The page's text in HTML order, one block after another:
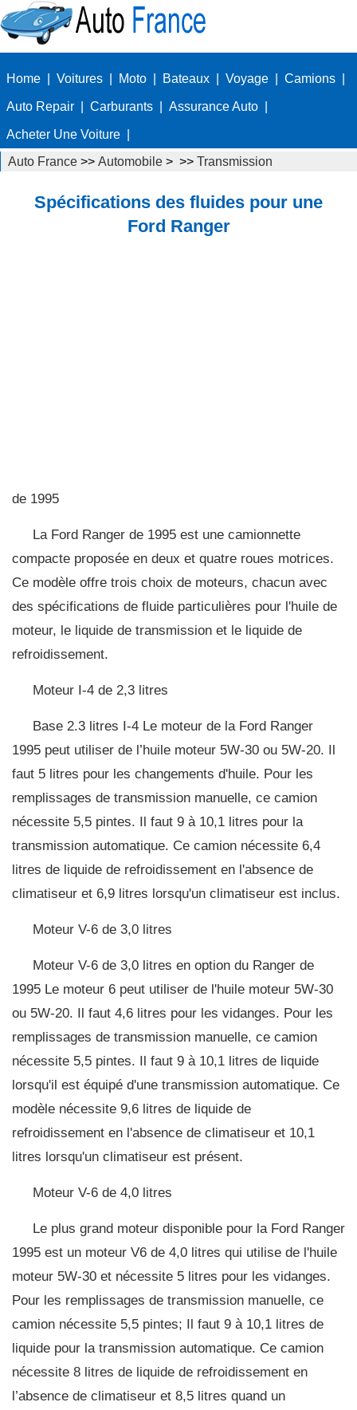
Home Voitures Moto Bateaux Voyage Camions
Auto Repair Carburants Assurance Auto
Acheter Une Voiture
Auto France >> Automobile > >> Transmission
Spécifications des fluides pour une
Ford Ranger
de 1995
La Ford Ranger de 1995 est une camionnette
compacte proposée en deux et quatre roues motrices.
Ce modèle offre trois choix de moteurs, chacun avec
des spécifications de fluide particulières pour l'huile de
moteur, le liquide de transmission et le liquide de
refroidissement.
Moteur I-4 de 2,3 litres
Base 2.3 litres I-4 Le moteur de la Ford Ranger
1995 peut utiliser de l’huile moteur 5W-30 ou 5W-20. Il
faut 5 litres pour les changements d'huile. Pour les
remplissages de transmission manuelle, ce camion
nécessite 5,5 pintes. Il faut 9 à 10,1 litres pour la
transmission automatique. Ce camion nécessite 6,4
litres de liquide de refroidissement en l'absence de
climatiseur et 6,9 litres lorsqu'un climatiseur est inclus.
Moteur V-6 de 3,0 litres
Moteur V-6 de 3,0 litres en option du Ranger de
1995 Le moteur 6 peut utiliser de l'huile moteur 5W-30
ou 5W-20. Il faut 4,6 litres pour les vidanges. Pour les
remplissages de transmission manuelle, ce camion
nécessite 5,5 pintes. Il faut 9 à 10,1 litres de liquide
lorsqu'il est équipé d'une transmission automatique. Ce
modèle nécessite 9,6 litres de liquide de
refroidissement en l'absence de climatiseur et 10,1
litres lorsqu'un climatiseur est présent.
Moteur V-6 de 4,0 litres
Le plus grand moteur disponible pour la Ford Ranger
1995 est un moteur V6 de 4,0 litres qui utilise de l'huile
moteur 5W-30 et nécessite 5 litres pour les vidanges.
Pour les remplissages de transmission manuelle, ce
camion nécessite 5,5 pintes; Il faut 9 à 10,1 litres de
liquide pour la transmission automatique. Ce camion
nécessite 8 litres de liquide de refroidissement en
l’absence de climatiseur et 8,5 litres quand un